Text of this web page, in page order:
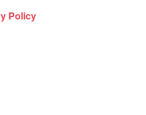
Policy